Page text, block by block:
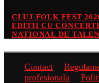
CLUJ FOLK FEST
EDIȚII CU
NAȚIONAL DE
Contact
profesionala